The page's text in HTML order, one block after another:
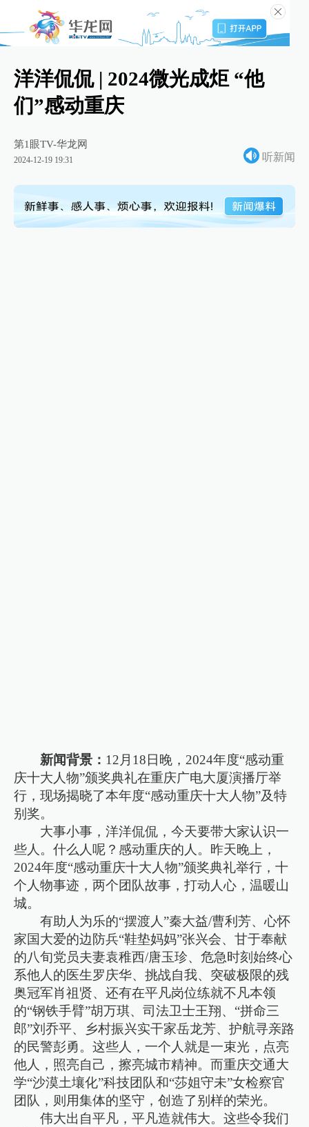
洋洋侃侃 | 2024微光成炬 “他
们”感动重庆
第1眼TV-华龙网
2024-12-19 19:31 听新闻
新闻背景： 12月18日晚，2024年度“感动重
庆十大人物”颁奖典礼在重庆广电大厦演播厅举
行，现场揭晓了本年度“感动重庆十大人物”及特
别奖。
大事小事，洋洋侃侃，今天要带大家认识一
些人。什么人呢？感动重庆的人。昨天晚上，
2024年度“感动重庆十大人物”颁奖典礼举行，十
个人物事迹，两个团队故事，打动人心，温暖山
城。
有助人为乐的“摆渡人”秦大益/曹利芳、心怀
家国大爱的边防兵“鞋垫妈妈”张兴会、甘于奉献
的八旬党员夫妻袁稚西/唐玉珍、危急时刻始终心
系他人的医生罗庆华、挑战自我、突破极限的残
奥冠军肖祖贤、还有在平凡岗位练就不凡本领
的“钢铁手臂”胡万琪、司法卫士王翔、“拼命三
郎”刘乔平、乡村振兴实干家岳龙芳、护航寻亲路
的民警彭勇。这些人，一个人就是一束光，点亮
他人，照亮自己，擦亮城市精神。而重庆交通大
学“沙漠土壤化”科技团队和“莎姐守未”女检察官
团队，则用集体的坚守，创造了别样的荣光。
伟大出自平凡，平凡造就伟大。这些令我们